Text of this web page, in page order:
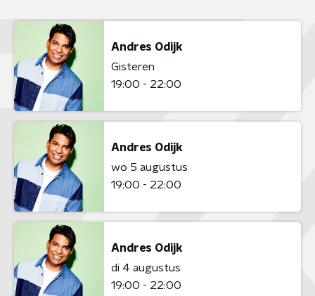
Andres Odijk
Gisteren
19:00 - 22:00
Andres Odijk
wo 5 augustus
19:00 - 22:00
Andres Odijk
di 4 augustus
19:00 - 22:00